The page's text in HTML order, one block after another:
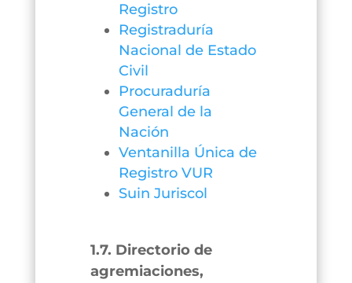
Registro
Registraduría
Nacional de Estado
Civil
Procuraduría
General de la
Nación
Ventanilla Única de
Registro VUR
Suin Juriscol
1.7. Directorio de
agremiaciones,